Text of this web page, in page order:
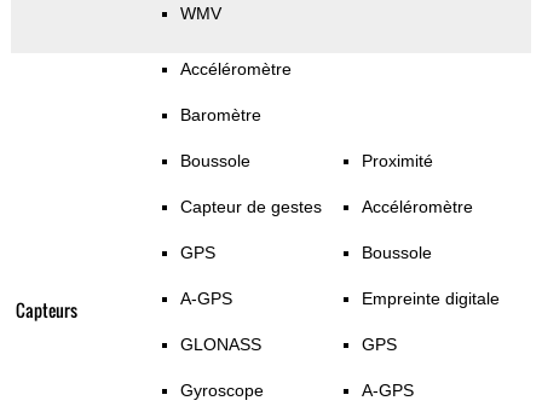
WMV
Capteurs
Accéléromètre
Baromètre
Boussole
Capteur de gestes
GPS
A-GPS
GLONASS
Gyroscope
Proximité
Accéléromètre
Boussole
Empreinte digitale
GPS
A-GPS